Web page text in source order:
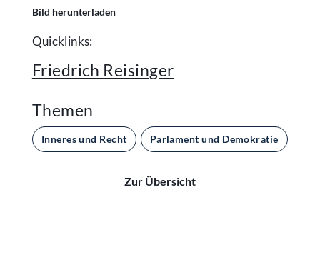
Bild herunterladen
Quicklinks:
Friedrich Reisinger
Themen
Inneres und Recht Parlament und Demokratie
Zur Übersicht